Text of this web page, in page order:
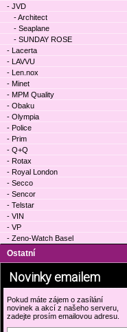
- JVD
- Architect
- Seaplane
- SUNDAY ROSE
- Lacerta
- LAVVU
- Len.nox
- Minet
- MPM Quality
- Obaku
- Olympia
- Police
- Prim
- Q+Q
- Rotax
- Royal London
- Secco
- Sencor
- Telstar
- VIN
- VP
- Zeno-Watch Basel
Ostatní
Novinky emailem
Pokud máte zájem o zasílání
novinek a akcí z našeho serveru,
zadejte prosím emailovou adresu.